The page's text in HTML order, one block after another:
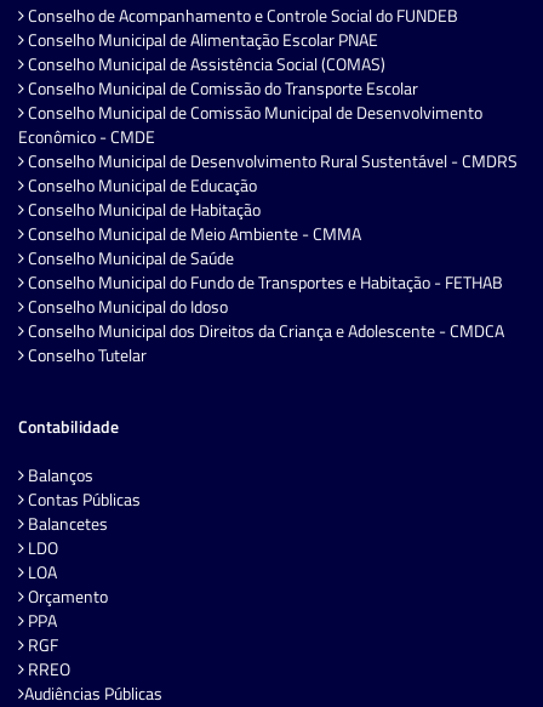
Conselho de Acompanhamento e Controle Social do FUNDEB
Conselho Municipal de Alimentação Escolar PNAE
Conselho Municipal de Assistência Social (COMAS)
Conselho Municipal de Comissão do Transporte Escolar
Conselho Municipal de Comissão Municipal de Desenvolvimento
Econômico - CMDE
Conselho Municipal de Desenvolvimento Rural Sustentável - CMDRS
Conselho Municipal de Educação
Conselho Municipal de Habitação
Conselho Municipal de Meio Ambiente - CMMA
Conselho Municipal de Saúde
Conselho Municipal do Fundo de Transportes e Habitação - FETHAB
Conselho Municipal do Idoso
Conselho Municipal dos Direitos da Criança e Adolescente - CMDCA
Conselho Tutelar
Contabilidade
Balanços
Contas Públicas
Balancetes
LDO
LOA
Orçamento
PPA
RGF
RREO
Audiências Públicas